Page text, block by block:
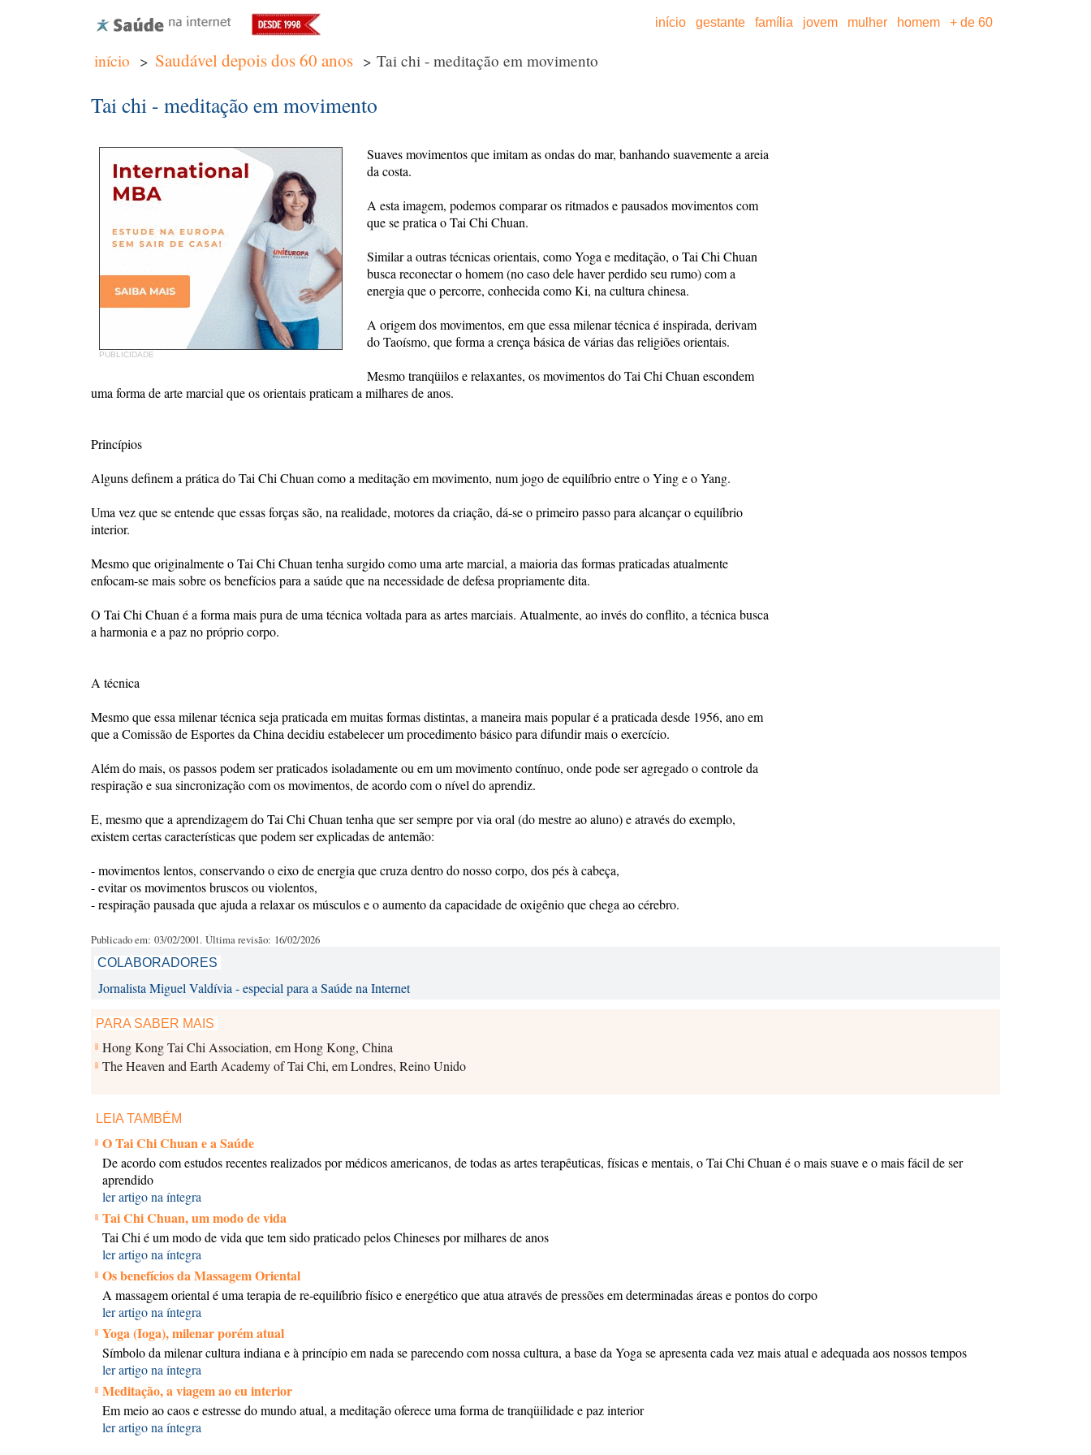
início gestante família jovem mulher homem + de 60
início > Saudável depois dos 60 anos > Tai chi - meditação em movimento
Tai chi - meditação em movimento
PUBLICIDADE
Suaves movimentos que imitam as ondas do mar, banhando suavemente a areia
da costa.
A esta imagem, podemos comparar os ritmados e pausados movimentos com
que se pratica o Tai Chi Chuan.
Similar a outras técnicas orientais, como Yoga e meditação, o Tai Chi Chuan
busca reconectar o homem (no caso dele haver perdido seu rumo) com a
energia que o percorre, conhecida como Ki, na cultura chinesa.
A origem dos movimentos, em que essa milenar técnica é inspirada, derivam
do Taoísmo, que forma a crença básica de várias das religiões orientais.
Mesmo tranqüilos e relaxantes, os movimentos do Tai Chi Chuan escondem
uma forma de arte marcial que os orientais praticam a milhares de anos.
Princípios
Alguns definem a prática do Tai Chi Chuan como a meditação em movimento, num jogo de equilíbrio entre o Ying e o Yang.
Uma vez que se entende que essas forças são, na realidade, motores da criação, dá-se o primeiro passo para alcançar o equilíbrio
interior.
Mesmo que originalmente o Tai Chi Chuan tenha surgido como uma arte marcial, a maioria das formas praticadas atualmente
enfocam-se mais sobre os benefícios para a saúde que na necessidade de defesa propriamente dita.
O Tai Chi Chuan é a forma mais pura de uma técnica voltada para as artes marciais. Atualmente, ao invés do conflito, a técnica busca
a harmonia e a paz no próprio corpo.
A técnica
Mesmo que essa milenar técnica seja praticada em muitas formas distintas, a maneira mais popular é a praticada desde 1956, ano em
que a Comissão de Esportes da China decidiu estabelecer um procedimento básico para difundir mais o exercício.
Além do mais, os passos podem ser praticados isoladamente ou em um movimento contínuo, onde pode ser agregado o controle da
respiração e sua sincronização com os movimentos, de acordo com o nível do aprendiz.
E, mesmo que a aprendizagem do Tai Chi Chuan tenha que ser sempre por via oral (do mestre ao aluno) e através do exemplo,
existem certas características que podem ser explicadas de antemão:
- movimentos lentos, conservando o eixo de energia que cruza dentro do nosso corpo, dos pés à cabeça,
- evitar os movimentos bruscos ou violentos,
- respiração pausada que ajuda a relaxar os músculos e o aumento da capacidade de oxigênio que chega ao cérebro.
Publicado em: 03/02/2001. Última revisão: 16/02/2026
COLABORADORES
Jornalista Miguel Valdívia - especial para a Saúde na Internet
PARA SABER MAIS
Hong Kong Tai Chi Association, em Hong Kong, China
The Heaven and Earth Academy of Tai Chi, em Londres, Reino Unido
LEIA TAMBÉM
O Tai Chi Chuan e a Saúde
De acordo com estudos recentes realizados por médicos americanos, de todas as artes terapêuticas, físicas e mentais, o Tai Chi Chuan é o mais suave e o mais fácil de ser
aprendido
ler artigo na íntegra
Tai Chi Chuan, um modo de vida
Tai Chi é um modo de vida que tem sido praticado pelos Chineses por milhares de anos
ler artigo na íntegra
Os benefícios da Massagem Oriental
A massagem oriental é uma terapia de re-equilíbrio físico e energético que atua através de pressões em determinadas áreas e pontos do corpo
ler artigo na íntegra
Yoga (Ioga), milenar porém atual
Símbolo da milenar cultura indiana e à princípio em nada se parecendo com nossa cultura, a base da Yoga se apresenta cada vez mais atual e adequada aos nossos tempos
ler artigo na íntegra
Meditação, a viagem ao eu interior
Em meio ao caos e estresse do mundo atual, a meditação oferece uma forma de tranqüilidade e paz interior
ler artigo na íntegra